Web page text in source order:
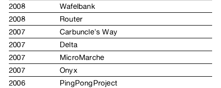
2008
Wafelbank
2008
Router
2007
Carbuncle's Way
2007
Delta
2007
MicroMarche
2007
Onyx
2006
PingPongProject